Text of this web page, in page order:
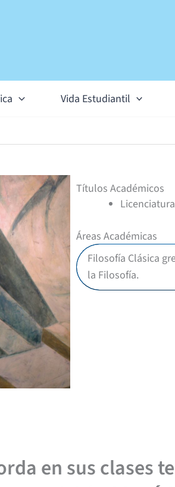
Vida Estudiantil
Títulos Académicos
Áreas Académicas
Filosofía Clásica
la Filosofía.
en sus clases